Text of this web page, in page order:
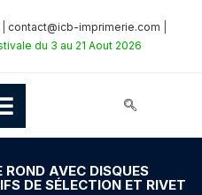
contact@icb-imprimerie.com
du 3 au 21 Aout 2026
ROND AVEC DISQUES
DE SÉLECTION ET RIVET